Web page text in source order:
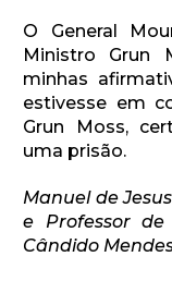
O General
Ministro Grun
minhas
estivesse em
Grun Moss,
uma prisão.
Manuel de
e Professor
Cândido